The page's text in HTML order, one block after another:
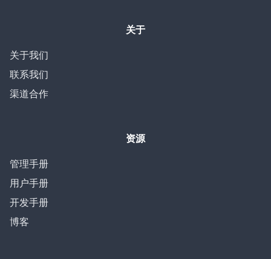
关于
关于我们
联系我们
渠道合作
资源
管理手册
用户手册
开发手册
博客